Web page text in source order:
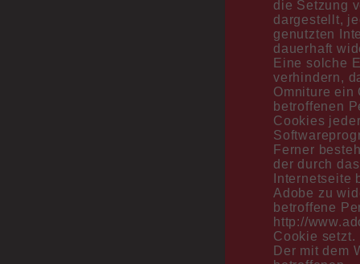
die Setzung
dargestellt,
genutzten
dauerhaft
Eine solche
verhindern,
Omniture ein
betroffenen
Cookies
Ferner
der durch
Internetseite
Adobe zu
betroffene
http://
Cookie setzt.
Der mit dem